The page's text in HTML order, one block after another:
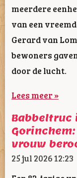
meerdere
van een
Gerard van
bewoners
door de lucht.
Lees meer »
Babbeltruc
vrouw
25 jul 202612:23